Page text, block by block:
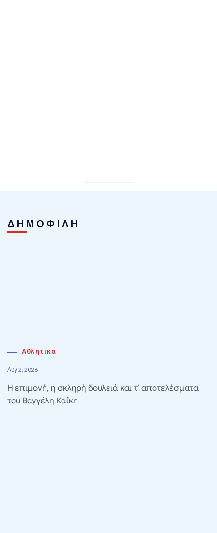
ΔΗΜΟΦΙΛΗ
Αθλητικα
Αυγ 2, 2026
Η επιμονή, η σκληρή δουλειά και τ’ αποτελέσματα
του Βαγγέλη Καΐκη